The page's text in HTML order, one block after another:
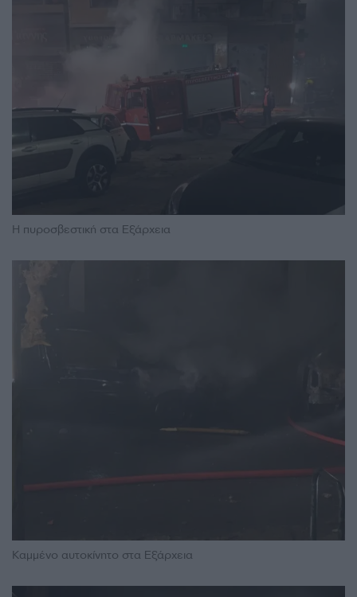
Η πυροσβεστική στα Εξάρχεια
Καμμένο αυτοκίνητο στα Εξάρχεια